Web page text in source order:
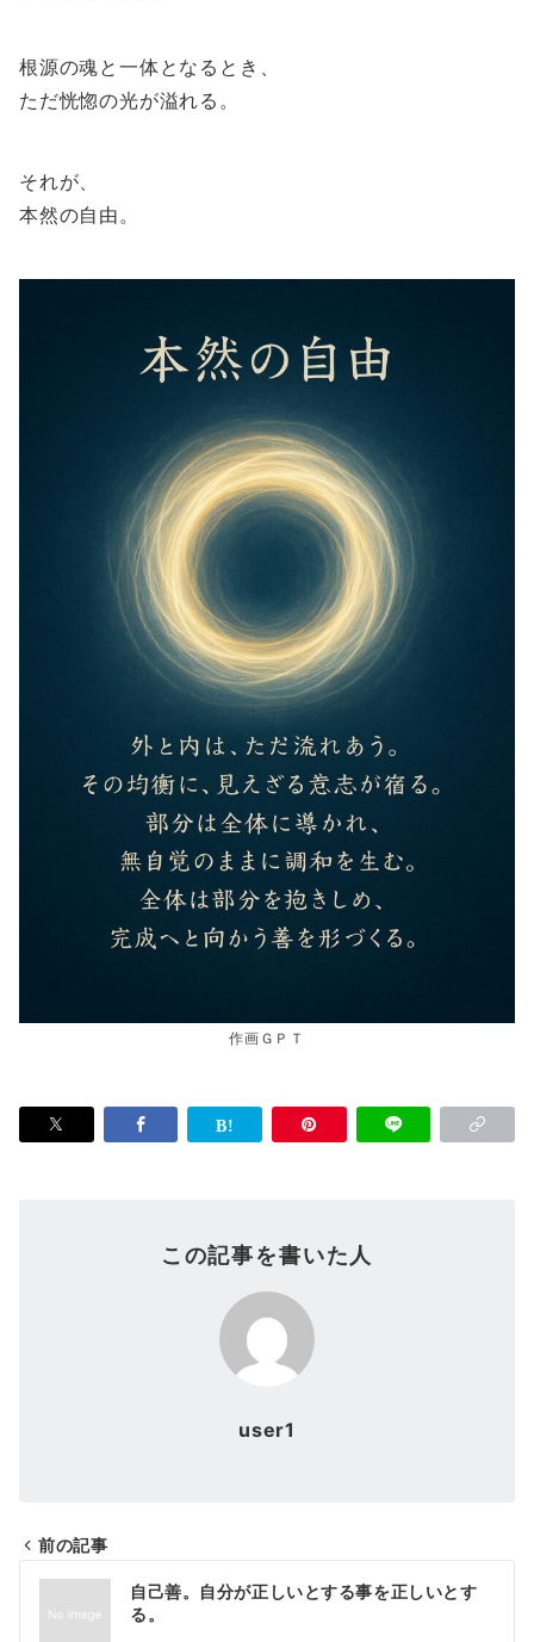
根源の魂と一体となるとき、
ただ恍惚の光が溢れる。
それが、
本然の自由。
作画ＧＰＴ
この記事を書いた人
user1
投
前の記事
自己善。自分が正しいとする事を正しいとす
る。